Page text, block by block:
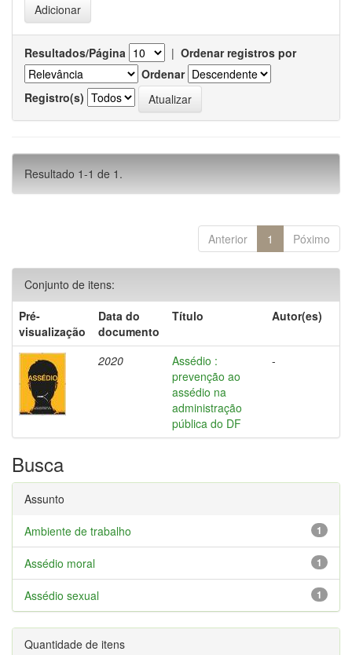
Resultados/Página | Ordenar registros por
Ordenar
Registro(s)
Resultado 1-1 de 1.
Anterior 1 Póximo
Conjunto de itens:
Pré-
visualização
Data do
documento
Título Autor(es)
2020
Assédio :
prevenção ao
assédio na
administração
pública do DF
-
Busca
Assunto
1
Ambiente de trabalho
1
Assédio moral
1
Assédio sexual
Quantidade de itens